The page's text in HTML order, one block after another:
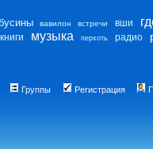
вавилон встречи вши
книги музыка перхоть радио
Группы Регистрация